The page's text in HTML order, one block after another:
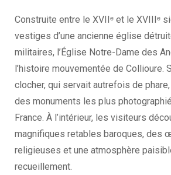
Construite entre le XVIIᵉ et le XVIIIᵉ
vestiges d’une ancienne église
militaires, l’Église Notre-Dame des
l’histoire mouvementée de Collioure.
clocher, qui servait autrefois de phare,
des monuments les plus
France. À l’intérieur, les visiteurs
magnifiques retables baroques, des
religieuses et une atmosphère
recueillement.